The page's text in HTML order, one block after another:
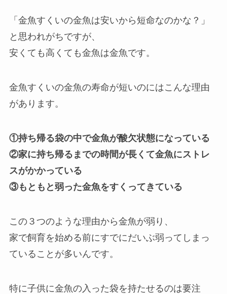
「金魚すくいの金魚は安いから短命なのかな？」
と思われがちですが、
安くても高くても金魚は金魚です。
金魚すくいの金魚の寿命が短いのにはこんな理由
があります。
①持ち帰る袋の中で金魚が酸欠状態になっている
②家に持ち帰るまでの時間が長くて金魚にストレ
スがかかっている
③もともと弱った金魚をすくってきている
この３つのような理由から金魚が弱り、
家で飼育を始める前にすでにだいぶ弱ってしまっ
ていることが多いんです。
特に子供に金魚の入った袋を持たせるのは要注